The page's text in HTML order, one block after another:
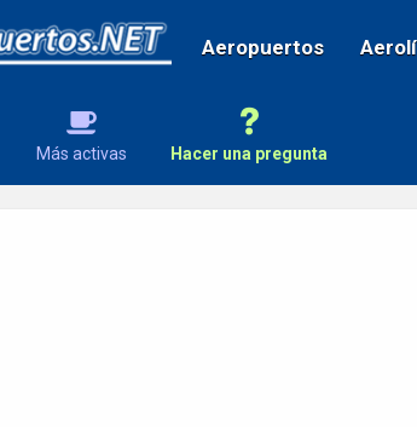
Aeropuertos
Más activas Hacer una pregunta